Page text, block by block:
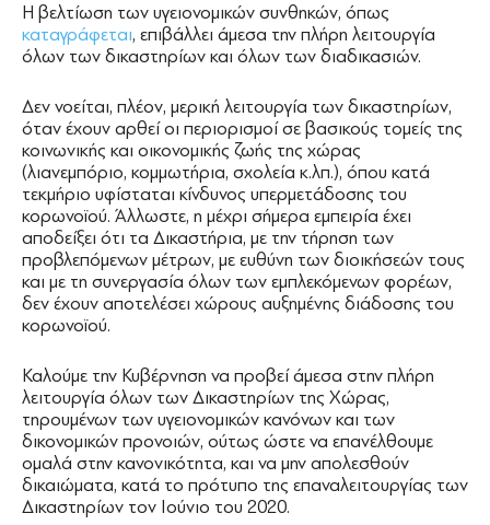
Η βελτίωση των υγειονομικών συνθηκών, όπως
καταγράφεται, επιβάλλει άμεσα την πλήρη λειτουργία
όλων των δικαστηρίων και όλων των διαδικασιών.
Δεν νοείται, πλέον, μερική λειτουργία των δικαστηρίων,
όταν έχουν αρθεί οι περιορισμοί σε βασικούς τομείς της
κοινωνικής και οικονομικής ζωής της χώρας
(λιανεμπόριο, κομμωτήρια, σχολεία κ.λπ.), όπου κατά
τεκμήριο υφίσταται κίνδυνος υπερμετάδοσης του
κορωνοϊού. Άλλωστε, η μέχρι σήμερα εμπειρία έχει
αποδείξει ότι τα Δικαστήρια, με την τήρηση των
προβλεπόμενων μέτρων, με ευθύνη των διοικήσεών τους
και με τη συνεργασία όλων των εμπλεκόμενων φορέων,
δεν έχουν αποτελέσει χώρους αυξημένης διάδοσης του
κορωνοϊού.
Καλούμε την Κυβέρνηση να προβεί άμεσα στην πλήρη
λειτουργία όλων των Δικαστηρίων της Χώρας,
τηρουμένων των υγειονομικών κανόνων και των
δικονομικών προνοιών, ούτως ώστε να επανέλθουμε
ομαλά στην κανονικότητα, και να μην απολεσθούν
δικαιώματα, κατά το πρότυπο της επαναλειτουργίας των
Δικαστηρίων τον Ιούνιο του 2020.